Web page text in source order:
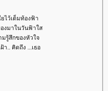
ไว้เต็มท้องฟ้า
งมาในวันฟ้าใส
มรู้สึกของหัวใจ
า.. คิดถึง ...เธอ